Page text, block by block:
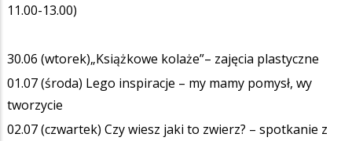
11.00-13.00)
30.06 (wtorek)„Książkowe kolaże”– zajęcia plastyczne
01.07 (środa) Lego inspiracje – my mamy pomysł, wy
tworzycie
02.07 (czwartek) Czy wiesz jaki to zwierz? – spotkanie z